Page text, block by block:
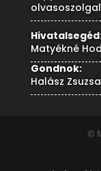
Matyékné
Gondnok:
Halász
©